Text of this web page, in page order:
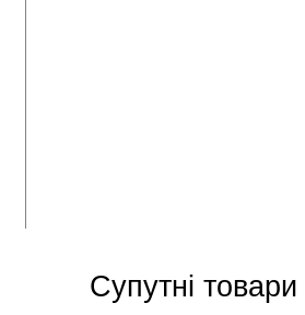
Супутні товари